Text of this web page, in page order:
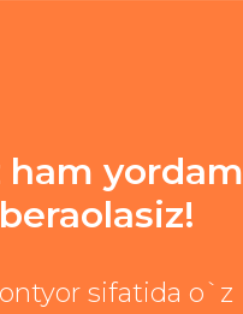
ham yordam
beraolasiz!
sifatida o`z